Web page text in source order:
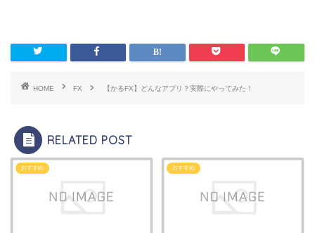
HOME FX 【かるFX】どんなアプリ？実際にやってみた！
RELATED POST
おすすめ おすすめ